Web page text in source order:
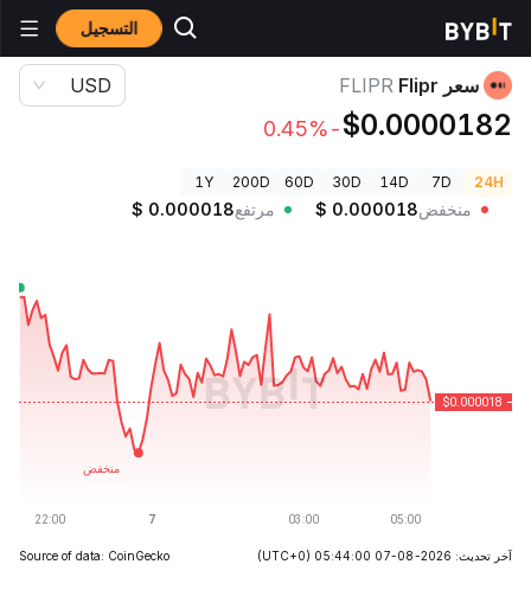
التسجيل أسعار العملات الرقمية
سعر Flipr FLIPR
$0.0000182
-0.45%
USD
24H
7D
14D
30D
60D
200D
1Y
منخفض $ 0.000018 مرتفع $ 0.000018
آخر تحديث: 2026-08-07 05:44:00 (UTC+0)
Source of data: CoinGecko